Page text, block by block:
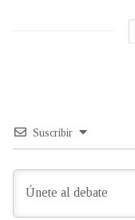
Suscribir